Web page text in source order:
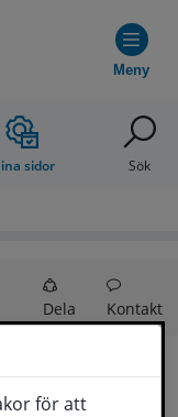
för att
Meny
sidor Sök
Dela Kontakt